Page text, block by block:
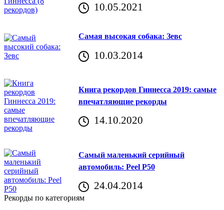
10.05.2021
Самая высокая собака: Зевс
10.03.2014
Книга рекордов Гиннесса 2019: самые
впечатляющие рекорды
14.10.2020
Самый маленький серийный
автомобиль: Peel P50
24.04.2014
Рекорды по категориям